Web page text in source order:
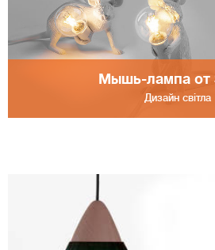
Мышь-лампа от
Дизайн світла